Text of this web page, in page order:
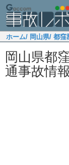
ホーム/ 岡山県/ 都窪
岡山県都
通事故情報